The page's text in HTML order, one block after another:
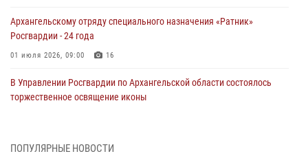
Архангельскому отряду специального назначения «Ратник»
Росгвардии - 24 года
01 июля 2026, 09:00 16
В Управлении Росгвардии по Архангельской области состоялось
торжественное освящение иконы
Военнослужащие по призыву из Архангельской области приняли
ПОПУЛЯРНЫЕ НОВОСТИ